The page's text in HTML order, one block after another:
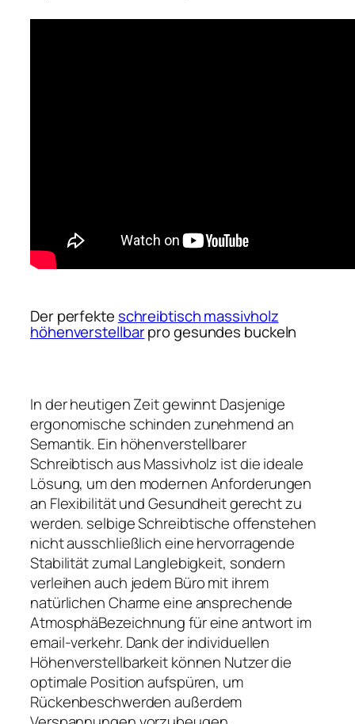
Der perfekteschreibtisch massivholz
höhenverstellbarpro gesundes buckeln
In der heutigen Zeit gewinnt Dasjenige
ergonomische schinden zunehmend an
Semantik. Ein höhenverstellbarer
Schreibtisch aus Massivholz ist die ideale
Lösung, um den modernen Anforderungen
an Flexibilität und Gesundheit gerecht zu
werden. selbige Schreibtische offenstehen
nicht ausschließlich eine hervorragende
Stabilität zumal Langlebigkeit, sondern
verleihen auch jedem Büro mit ihrem
natürlichen Charme eine ansprechende
AtmosphäBezeichnung für eine antwort im
email-verkehr. Dank der individuellen
Höhenverstellbarkeit können Nutzer die
optimale Position aufspüren, um
Rückenbeschwerden außerdem